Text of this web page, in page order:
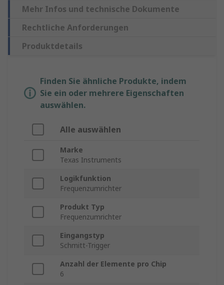
Mehr Infos und technische Dokumente
Rechtliche Anforderungen
Produktdetails
Finden Sie ähnliche Produkte, indem
Sie ein oder mehrere Eigenschaften
auswählen.
Alle auswählen
Marke
Texas Instruments
Logikfunktion
Frequenzumrichter
Produkt Typ
Frequenzumrichter
Eingangstyp
Schmitt-Trigger
Anzahl der Elemente pro Chip
6